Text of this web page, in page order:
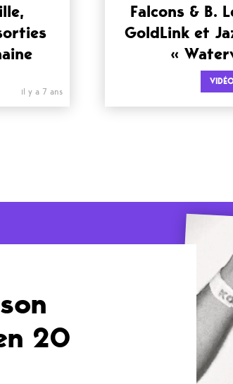
il y a 7 ans
Falcons & B.
GoldLink et
«
20